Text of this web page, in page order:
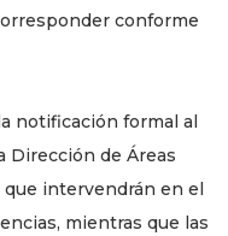
conforme
notificación formal al
Dirección de Áreas
intervendrán en el
mientras que las